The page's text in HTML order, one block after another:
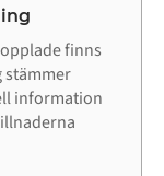
finns
stämmer
information